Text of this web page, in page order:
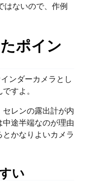
はないので、作例
ポイン
ンダーカメラとし
すよ。
レンの露出計が内
途半端なのが理由
かなりよいカメラ
い